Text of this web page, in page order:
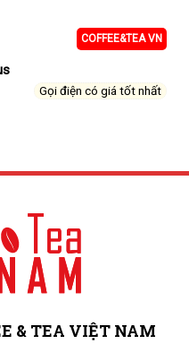
COFFEE&TEA VN
Gọi điện có giá tốt nhất
& TEA VIỆT NAM